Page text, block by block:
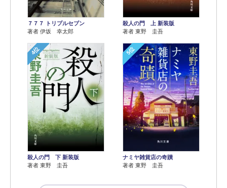
７７７ トリプルセブン
著者 伊坂 幸太郎
殺人の門 上 新装版
著者 東野 圭吾
4位
殺人の門 下 新装版
著者 東野 圭吾
5位
ナミヤ雑貨店の奇蹟
著者 東野 圭吾